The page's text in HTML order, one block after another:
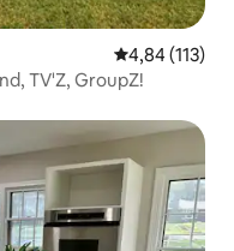
Gemiddelde
4,84 (113)
TV'Z, GroupZ!